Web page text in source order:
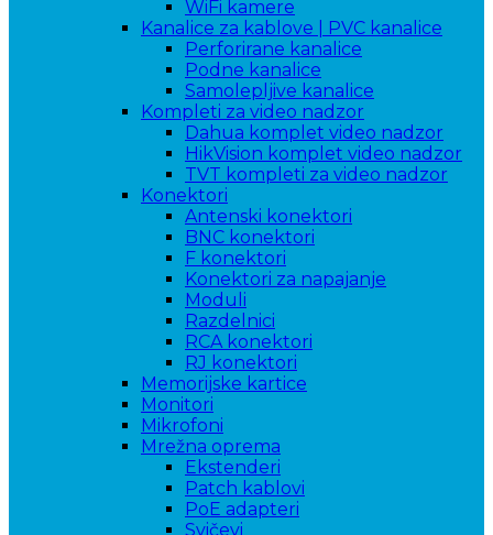
WiFi kamere
Kanalice za kablove | PVC kanalice
Perforirane kanalice
Podne kanalice
Samolepljive kanalice
Kompleti za video nadzor
Dahua komplet video nadzor
HikVision komplet video nadzor
TVT kompleti za video nadzor
Konektori
Antenski konektori
BNC konektori
F konektori
Konektori za napajanje
Moduli
Razdelnici
RCA konektori
RJ konektori
Memorijske kartice
Monitori
Mikrofoni
Mrežna oprema
Ekstenderi
Patch kablovi
PoE adapteri
Svičevi